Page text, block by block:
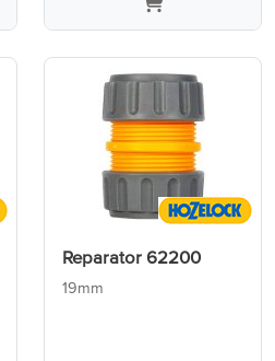
Reparator 62200
19mm